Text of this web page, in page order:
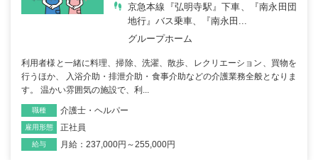
京急本線『弘明寺駅』下車、『南永田団
地行』バス乗車、『南永田...
グループホーム
利用者様と一緒に料理、掃除、洗濯、散歩、レクリエーション、買物を
行うほか、 入浴介助・排泄介助・食事介助などの介護業務全般となりま
す。 温かい雰囲気の施設で、利...
職種 介護士・ヘルパー
雇用形態 正社員
給与 月給：237,000円～255,000円